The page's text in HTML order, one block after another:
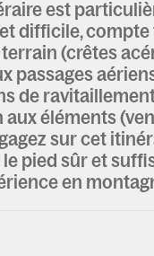
est
difficile, compte
(crêtes
passages
de
éléments
sur cet
le pied sûr et
en